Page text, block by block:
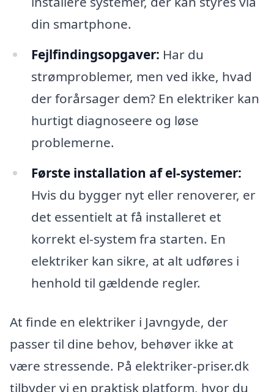
din smartphone.
Fejlfindingsopgaver: Har du
strømproblemer, men ved ikke, hvad
der forårsager dem? En elektriker kan
hurtigt diagnoseere og løse
problemerne.
Første installation af el-systemer:
Hvis du bygger nyt eller renoverer, er
det essentielt at få installeret et
korrekt el-system fra starten. En
elektriker kan sikre, at alt udføres i
henhold til gældende regler.
At finde en elektriker i Javngyde, der
passer til dine behov, behøver ikke at
være stressende. På elektriker-priser.dk
tilbyder vi en praktisk platform, hvor du